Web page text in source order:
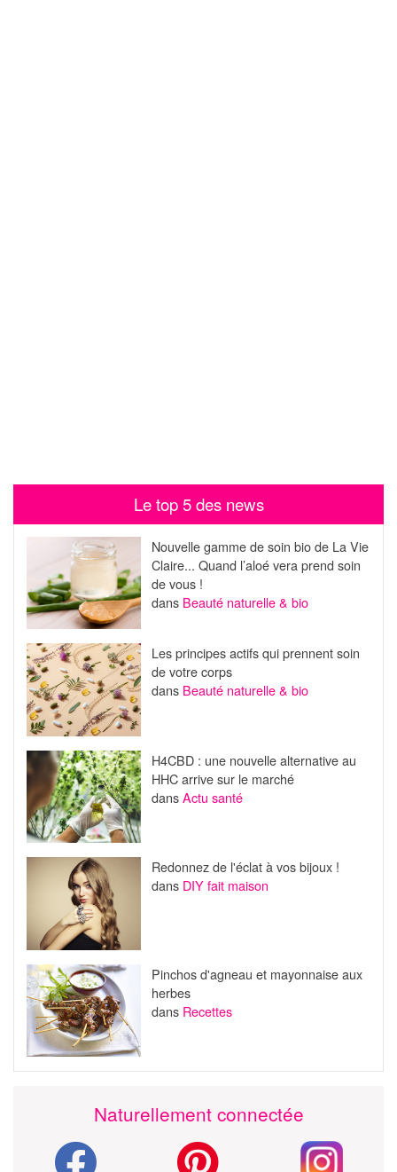
Le top 5 des news
Nouvelle gamme de soin bio de La Vie
Claire... Quand l’aloé vera prend soin
de vous !
dans Beauté naturelle & bio
Les principes actifs qui prennent soin
de votre corps
dans Beauté naturelle & bio
H4CBD : une nouvelle alternative au
HHC arrive sur le marché
dansActu santé
Redonnez de l'éclat à vos bijoux !
dans DIY fait maison
Pinchos d'agneau et mayonnaise aux
herbes
dans Recettes
Naturellement connectée